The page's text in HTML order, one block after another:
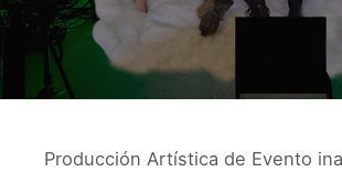
Producción Artística de Evento